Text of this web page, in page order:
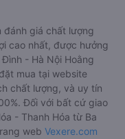
đánh giá chất lượng
cao nhất, được hưởng
- Hà Nội Hoằng
mua tại website
chất lượng, và uy tín
Đối với bất cứ giao
- Thanh Hóa từ Ba
web Vexere.com